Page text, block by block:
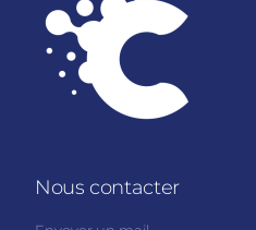
Nous contacter